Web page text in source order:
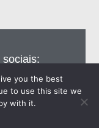
sociais:
you the best
to use this site we
with it.